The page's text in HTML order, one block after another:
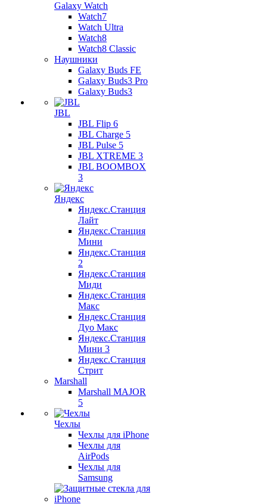
Galaxy Watch
Watch7
Watch Ultra
Watch8
Watch8 Classic
Наушники
Galaxy Buds FE
Galaxy Buds3 Pro
Galaxy Buds3
JBL
JBL Flip 6
JBL Charge 5
JBL Pulse 5
JBL XTREME 3
JBL BOOMBOX
3
Яндекс
Яндекс.Станция
Лайт
Яндекс.Станция
Мини
Яндекс.Станция
2
Яндекс.Станция
Миди
Яндекс.Станция
Макс
Яндекс.Станция
Дуо Макс
Яндекс.Станция
Мини 3
Яндекс.Станция
Стрит
Marshall
Marshall MAJOR
5
Чехлы
Чехлы для iPhone
Чехлы для
AirPods
Чехлы для
Samsung